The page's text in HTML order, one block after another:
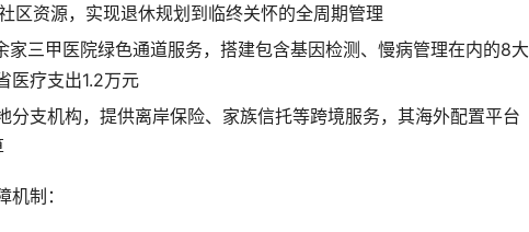
区资源，实现退休规划到临终关怀的全周期管理
家三甲医院绿色通道服务，搭建包含基因检测、慢病管理在内的8大
医疗支出1.2万元
分支机构，提供离岸保险、家族信托等跨境服务，其海外配置平台
制：